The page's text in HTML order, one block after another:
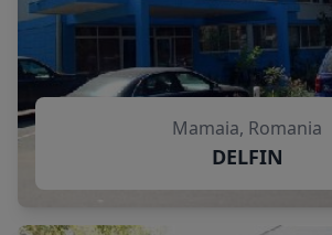
Mamaia, Romania
DELFIN